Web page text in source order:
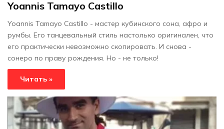
Yoannis Tamayo Castillo
Yoannis Tamayo Castillo - мастер кубинского сона, афро и
румбы. Его танцевальный стиль настолько оригинален, что
его практически невозможно скопировать. И снова -
сонеро по праву рождения. Но - не только!
Читать »